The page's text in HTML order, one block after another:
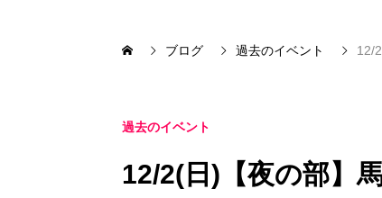
ブログ 過去のイベント 12/
過去のイベント
12/2(日)【夜の部】